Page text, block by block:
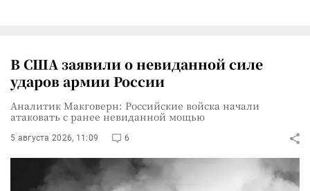
В США заявили о невиданной силе
ударов армии России
Аналитик Макговерн: Российские войска начали
атаковать с ранее невиданной мощью
5 августа 2026, 11:09 6